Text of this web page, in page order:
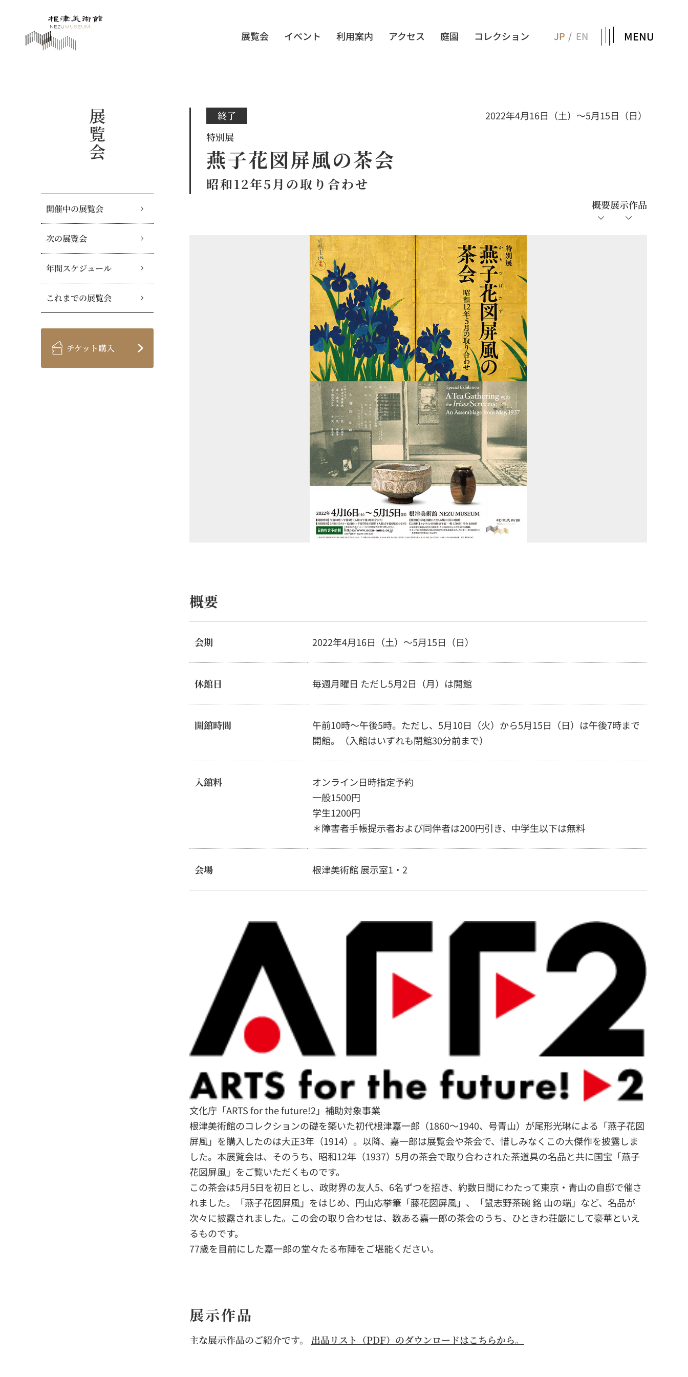
展覧会 イベント 利用案内 アクセス 庭園 コレクション JP EN MENU
展覧会
開催中の展覧会
次の展覧会
年間スケジュール
これまでの展覧会
チケット購入
終了
特別展
燕子花図屏風の茶会
昭和12年5月の取り合わせ
2022年4月16日（土）～5月15日（日）
概要展示作品
概要
会期 2022年4月16日（土）～5月15日（日）
休館日 毎週月曜日 ただし5月2日（月）は開館
開館時間
午前10時～午後5時。ただし、5月10日（火）から5月15日（日）は午後7時まで
開館。（入館はいずれも閉館30分前まで）
入館料
オンライン日時指定予約
一般1500円
学生1200円
＊障害者手帳提示者および同伴者は200円引き、中学生以下は無料
会場 根津美術館 展示室1・2
文化庁「ARTS for the future!2」補助対象事業
根津美術館のコレクションの礎を築いた初代根津嘉一郎（1860〜1940、号青山）が尾形光琳による「燕子花図
屏風」を購入したのは大正3年（1914）。以降、嘉一郎は展覧会や茶会で、惜しみなくこの大傑作を披露しま
した。本展覧会は、そのうち、昭和12年（1937）5月の茶会で取り合わされた茶道具の名品と共に国宝「燕子
花図屏風」をご覧いただくものです。
この茶会は5月5日を初日とし、政財界の友人5、6名ずつを招き、約数日間にわたって東京・青山の自邸で催さ
れました。「燕子花図屏風」をはじめ、円山応挙筆「藤花図屏風」、「鼠志野茶碗 銘 山の端」など、名品が
次々に披露されました。この会の取り合わせは、数ある嘉一郎の茶会のうち、ひときわ荘厳にして豪華といえ
るものです。
77歳を目前にした嘉一郎の堂々たる布陣をご堪能ください。
展示作品
主な展示作品のご紹介です。 出品リスト（PDF）のダウンロードはこちらから。